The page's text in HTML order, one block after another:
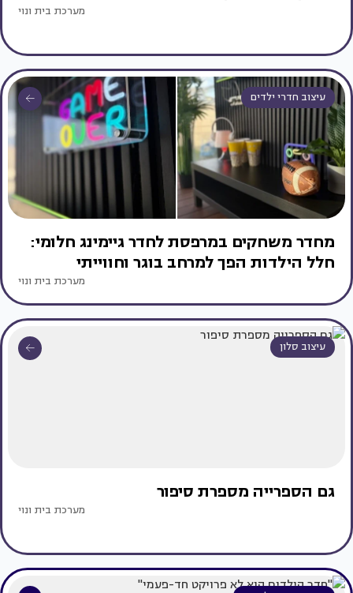
מערכת בית ונוי
עיצוב חדרי ילדים
מחדר משחקים במרפסת לחדר גיימינג חלומי:
חלל הילדות הפך למרחב בוגר וחווייתי
מערכת בית ונוי
עיצוב סלון
גם הספרייה מספרת סיפור
מערכת בית ונוי